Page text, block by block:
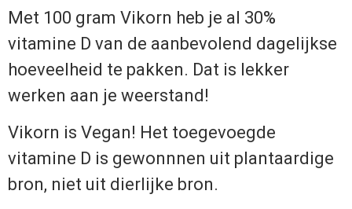
Met 100 gram Vikorn heb je al 30%
vitamine D van de aanbevolend dagelijkse
hoeveelheid te pakken. Dat is lekker
werken aan je weerstand!
Vikorn is Vegan! Het toegevoegde
vitamine D is gewonnnen uit plantaardige
bron, niet uit dierlijke bron.